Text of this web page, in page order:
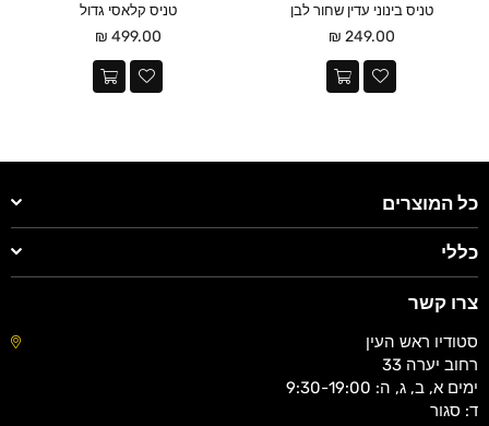
טניס בינוני עדין שחור לבן
מחיר
249.00 ₪
טניס קלאסי גדול
מחיר
499.00 ₪
כל המוצרים
כללי
צרו קשר
סטודיו ראש העין
רחוב יערה 33
ימים א, ב, ג, ה: 9:30-19:00
ד: סגור